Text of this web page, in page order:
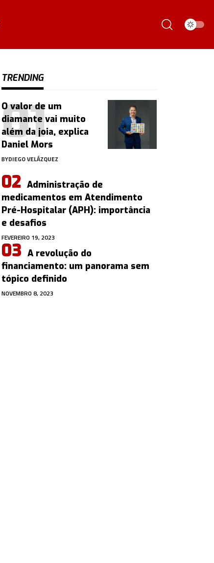
TRENDING
O valor de um
diamante vai muito
além da joia, explica
Daniel Mors
BYDIEGO VELÁZQUEZ
Administração de
medicamentos em Atendimento
Pré-Hospitalar (APH): importância
e desafios
FEVEREIRO 19, 2023
A revolução do
financiamento: um panorama sem
tópico definido
NOVEMBRO 8, 2023